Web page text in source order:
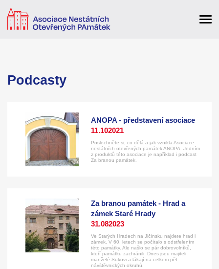
Podcasty
ANOPA - představení asociace
11.102021
Poslechněte si, co dělá a jak vznikla Asociace
nestátních otevřených památek ANOPA. Jedním
z produktů této asociace je například i podcast
Za branou památek.
Za branou památek - Hrad a
zámek Staré Hrady
31.082023
Ve Starých Hradech na Jičínsku najdete hrad i
zámek. V 60. letech se počítalo s odstřelením
této památky. Ale našlo se pár dobrovolníků,
kteří památku zachránili. Dnes jsou majiteli
manželé Sukovi a lákají na celkem pět
návštěvnických okruhů.